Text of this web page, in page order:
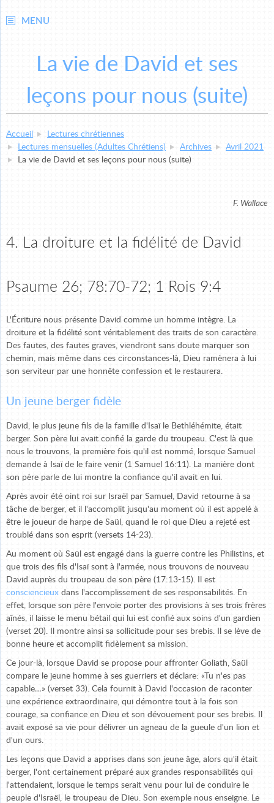
MENU
La vie de David et ses
leçons pour nous (suite)
Accueil
Lectures chrétiennes
Lectures mensuelles (Adultes Chrétiens)
Archives
Avril 2021
La vie de David et ses leçons pour nous (suite)
F. Wallace
4. La droiture et la fidélité de David
Psaume 26; 78:70-72; 1 Rois 9:4
L'Écriture nous présente David comme un homme intègre. La
droiture et la fidélité sont véritablement des traits de son caractère.
Des fautes, des fautes graves, viendront sans doute marquer son
chemin, mais même dans ces circonstances-là, Dieu ramènera à lui
son serviteur par une honnête confession et le restaurera.
Un jeune berger fidèle
David, le plus jeune fils de la famille d'Isaï le Bethléhémite, était
berger. Son père lui avait confié la garde du troupeau. C'est là que
nous le trouvons, la première fois qu'il est nommé, lorsque Samuel
demande à Isaï de le faire venir (1 Samuel 16:11). La manière dont
son père parle de lui montre la confiance qu'il avait en lui.
Après avoir été oint roi sur Israël par Samuel, David retourne à sa
tâche de berger, et il l'accomplit jusqu'au moment où il est appelé à
être le joueur de harpe de Saül, quand le roi que Dieu a rejeté est
troublé dans son esprit (versets 14-23).
Au moment où Saül est engagé dans la guerre contre les Philistins, et
que trois des fils d'Isaï sont à l'armée, nous trouvons de nouveau
David auprès du troupeau de son père (17:13-15). Il est
consciencieux dans l'accomplissement de ses responsabilités. En
effet, lorsque son père l'envoie porter des provisions à ses trois frères
aînés, il laisse le menu bétail qui lui est confié aux soins d'un gardien
(verset 20). Il montre ainsi sa sollicitude pour ses brebis. Il se lève de
bonne heure et accomplit fidèlement sa mission.
Ce jour-là, lorsque David se propose pour affronter Goliath, Saül
compare le jeune homme à ses guerriers et déclare: «Tu n'es pas
capable…» (verset 33). Cela fournit à David l'occasion de raconter
une expérience extraordinaire, qui démontre tout à la fois son
courage, sa confiance en Dieu et son dévouement pour ses brebis. Il
avait exposé sa vie pour délivrer un agneau de la gueule d'un lion et
d'un ours.
Les leçons que David a apprises dans son jeune âge, alors qu'il était
berger, l'ont certainement préparé aux grandes responsabilités qui
l'attendaient, lorsque le temps serait venu pour lui de conduire le
peuple d'Israël, le troupeau de Dieu. Son exemple nous enseigne. Le